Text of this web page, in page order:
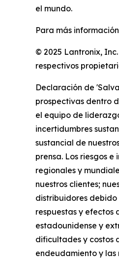
el mundo.
Para más
© 2025 Lantronix,
respectivos
Declaración de
prospectivas dentro
el equipo de
incertidumbres
sustancial de
prensa. Los riesgos
regionales y
nuestros clientes;
distribuidores debido
respuestas y efectos
estadounidense y
dificultades y costos
endeudamiento y